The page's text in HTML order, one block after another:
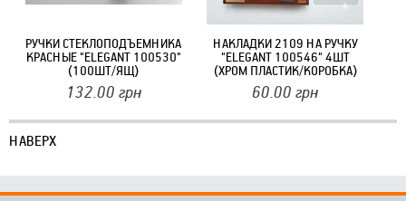
РУЧКИ СТЕКЛОПОДЪЕМНИКА
КРАСНЫЕ "ELEGANT 100530"
(100ШТ/ЯЩ)
132.00 грн
НАКЛАДКИ 2109 НА РУЧКУ
"ELEGANT 100546" 4ШТ
(ХРОМ ПЛАСТИК/КОРОБКА)
60.00 грн
НАВЕРХ